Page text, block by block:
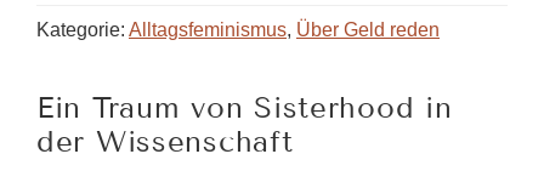
wird
Kooperation?
Kategorie: Alltagsfeminismus, Über Geld reden
Ein Traum von Sisterhood in
der Wissenschaft